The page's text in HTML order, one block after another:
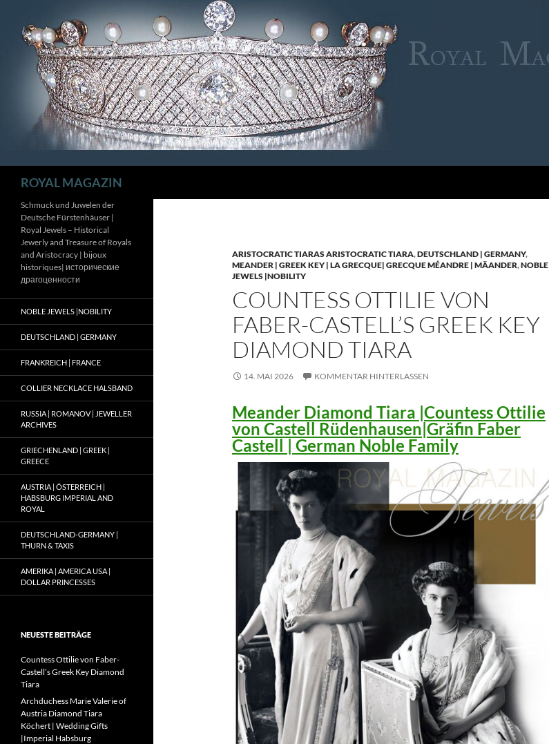
Inhalt
springen
ROYAL MAGAZIN
ARISTOCRATIC TIARAS ARISTOCRATIC TIARA,DEUTSCHLAND | GERMANY,
MEANDER | GREEK KEY | LA GRECQUE| GRECQUE MÉANDRE | MÄANDER,NOBLE
JEWELS |NOBILITY
COUNTESS OTTILIE VON
FABER-CASTELL’S GREEK KEY
DIAMOND TIARA
14. MAI 2026 KOMMENTAR HINTERLASSEN
Meander Diamond Tiara |Countess Ottilie
von Castell Rüdenhausen|Gräfin Faber
Castell | German Noble Family
Schmuck und Juwelen der
Deutsche Fürstenhäuser |
Royal Jewels – Historical
Jewerly and Treasure of Royals
and Aristocracy | bijoux
historiques| исторические
драгоценности
NOBLE JEWELS |NOBILITY
DEUTSCHLAND | GERMANY
FRANKREICH | FRANCE
COLLIER NECKLACE HALSBAND
RUSSIA | ROMANOV | JEWELLER
ARCHIVES
GRIECHENLAND | GREEK |
GREECE
AUSTRIA | ÖSTERREICH |
HABSBURG IMPERIAL AND
ROYAL
DEUTSCHLAND-GERMANY |
THURN & TAXIS
AMERIKA | AMERICA USA |
DOLLAR PRINCESSES
NEUESTE BEITRÄGE
Countess Ottilie von Faber-
Castell’s Greek Key Diamond
Tiara
Archduchess Marie Valerie of
Austria Diamond Tiara
Köchert | Wedding Gifts
|Imperial Habsburg